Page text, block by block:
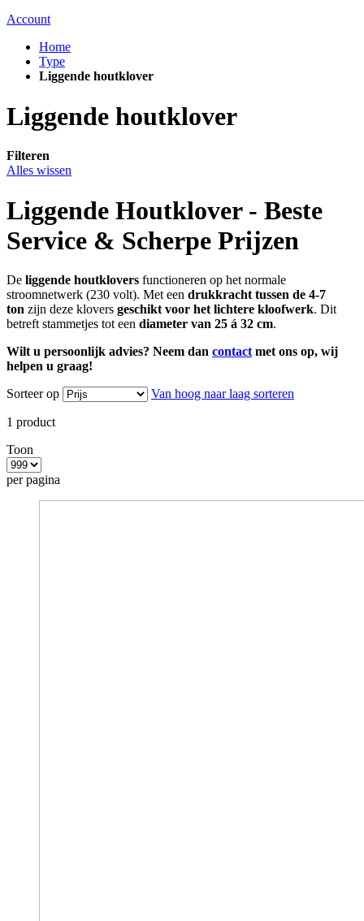
Account
Home
Type
Liggende houtklover
Liggende houtklover
Filteren
Alles wissen
Liggende Houtklover - Beste
Service & Scherpe Prijzen
De liggende houtklovers functioneren op het normale
stroomnetwerk (230 volt). Met een drukkracht tussen de 4-7
ton zijn deze klovers geschikt voor het lichtere kloofwerk. Dit
betreft stammetjes tot een diameter van 25 á 32 cm.
Wilt u persoonlijk advies? Neem dan contact met ons op, wij
helpen u graag!
Sorteer op
Van hoog naar laag sorteren
1 product
Toon
per pagina